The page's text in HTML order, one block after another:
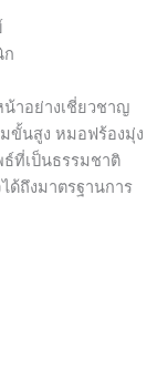
ก
าอย่างเชี่ยวชาญ
ขั้นสูง หมอฟร้องมุ่ง
ที่เป็นธรรมชาติ
ถึงมาตรฐานการ